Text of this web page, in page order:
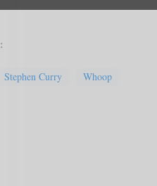
Stephen Curry Whoop